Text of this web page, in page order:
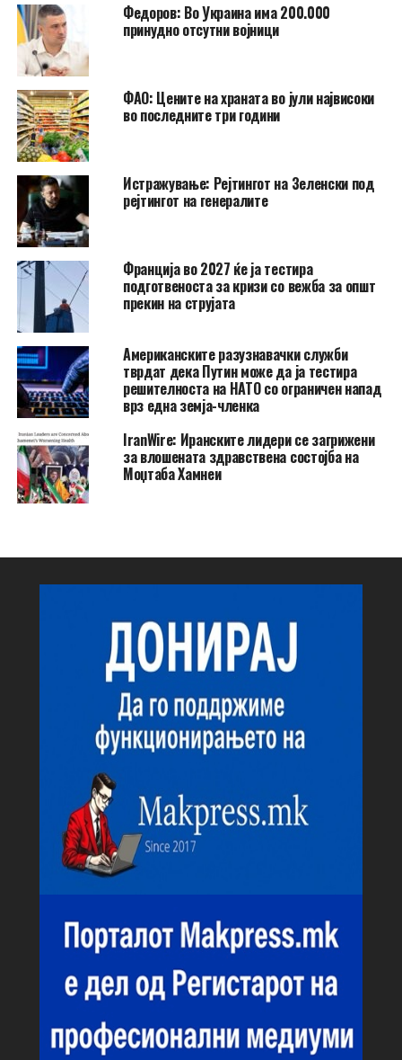
Федоров: Во Украина има 200.000
принудно отсутни војници
ФАО: Цените на храната во јули највисоки
во последните три години
Истражување: Рејтингот на Зеленски под
рејтингот на генералите
Франција во 2027 ќе ја тестира
подготвеноста за кризи со вежба за општ
прекин на струјата
Американските разузнавачки служби
тврдат дека Путин може да ја тестира
решителноста на НАТО со ограничен напад
врз една земја-членка
IranWire: Иранските лидери се загрижени
за влошената здравствена состојба на
Моџтаба Хамнеи